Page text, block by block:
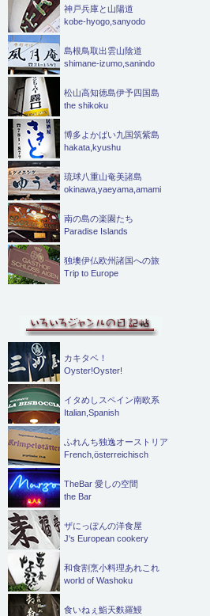
神戸兵庫と山陽道
kobe-hyogo,sanyodo
島根鳥取出雲山陰道
shimane-izumo,sanindo
松山高知徳島伊予四国島
the shikoku
博多よかばい九国筑紫島
hakata,kyushu
琉球八重山奄美諸島
okinawa,yaeyama,amami
南の島の楽園たち
Paradise Islands
独墺伊仏欧州諸国への旅
Trip to Europe
カキタベ！
Oyster!Oyster!
イタめしスペイン南欧系
Italian,Spanish
ふれんち独逸オーストリア
French,österreichisch
TheBar 愛しの空間
the Bar
ザにっぽんの洋食屋
J's European cookery
和食割烹小料理あれこれ
world of Washoku
食いねぇ鮨天麩羅鰻